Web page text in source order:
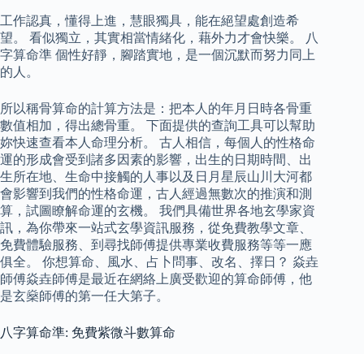
工作認真，懂得上進，慧眼獨具，能在絕望處創造希
望。 看似獨立，其實相當情緒化，藉外力才會快樂。 八
字算命準 個性好靜，腳踏實地，是一個沉默而努力同上
的人。
所以稱骨算命的計算方法是：把本人的年月日時各骨重
數值相加，得出總骨重。 下面提供的查詢工具可以幫助
妳快速查看本人命理分析。 古人相信，每個人的性格命
運的形成會受到諸多因素的影響，出生的日期時間、出
生所在地、生命中接觸的人事以及日月星辰山川大河都
會影響到我們的性格命運，古人經過無數次的推演和測
算，試圖瞭解命運的玄機。 我們具備世界各地玄學家資
訊，為你帶來一站式玄學資訊服務，從免費教學文章、
免費體驗服務、到尋找師傅提供專業收費服務等等一應
俱全。 你想算命、風水、占卜問事、改名、擇日？ 焱垚
師傅焱垚師傅是最近在網絡上廣受歡迎的算命師傅，他
是玄燊師傅的第一任大第子。
八字算命準: 免費紫微斗數算命